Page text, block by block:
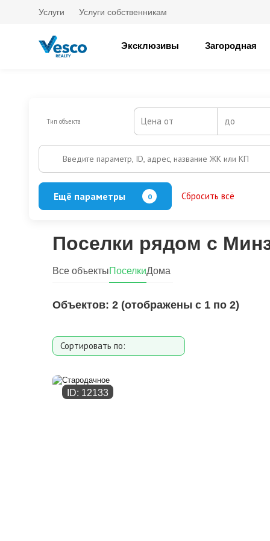
Услуги Услуги собственникам
Эксклюзивы Загородная
Тип объекта Цена от до
Введите параметр, ID, адрес, название ЖК или КП
Ещё параметры 0 Сбросить всё
Поселки рядом с
Объектов: 2 (отображены с 1 по 2)
Все объектыПоселкиДома
Сортировать по:
Дате добавления
ID: 12133